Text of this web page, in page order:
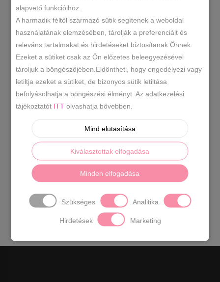
arany
kocka
magassarkú
cipő
bokapánttal
mennyiség
6179
KATEGÓRIÁK Magassarkú cipő,Műbőr,Női cipők
CÍMKÉK
arany magassarkú ,bokapántos
magassarkú,kocka sarkú
Elegáns magassarkú bokapánttal.
Származási hely:EUSzín:ekrü-aranySarok
magasság:
Méret:36- 37-24 cm
38-24,5 cm39-25,5 cm40-26 cm
alapvető funkcióihoz.
A harmadik féltől származó sütik segítenek a weboldal
használatának elemzésében, tárolják a preferenciáit és
releváns tartalmakat és hirdetéseket biztosítanak Önnek.
Ezeket a sütiket csak az Ön előzetes beleegyezésével
tároljuk a böngészőjében.Eldöntheti, hogy engedélyezi vagy
letiltja ezeket a sütiket, de bizonyos sütik letiltása
befolyásolhatja a böngészési élményt. Az adatkezelési
tájékoztatót ITT olvashatja bővebben.
Mind elutasítása
Kiválasztottak elfogadása
Minden elfogadása
Szükséges Analitika
Hirdetések Marketing